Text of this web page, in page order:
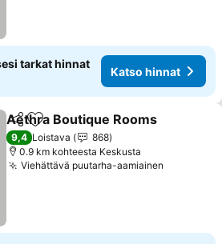
tarkat hinnat
Katso hinnat
Jaa Lisää suosikkeihin
Aethra Boutique Rooms
9,4 Loistava
868
0.9 km kohteesta Keskusta
Viehättävä puutarha-aamiainen